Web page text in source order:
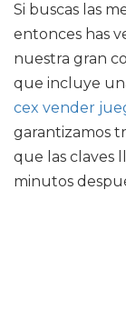
Si buscas las
entonces has
nuestra gran
que incluye
cex vender
garantizamos
que las claves
minutos